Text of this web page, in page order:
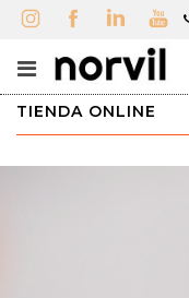
TIENDA ONLINE